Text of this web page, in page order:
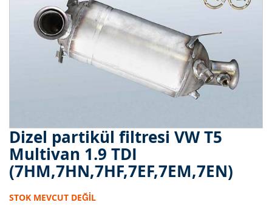
Dizel partikül filtresi VW T5
Multivan 1.9 TDI
(7HM,7HN,7HF,7EF,7EM,7EN)
STOK MEVCUT DEĞIL
Resim
galerisinin
başlangıcına
git